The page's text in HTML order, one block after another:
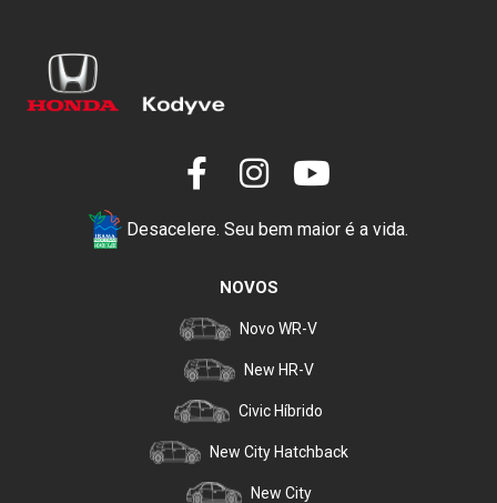
Desacelere. Seu bem maior é a vida.
NOVOS
Novo WR-V
New HR-V
Civic Híbrido
New City Hatchback
New City